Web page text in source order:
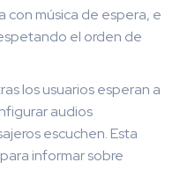
con música de espera, e
el orden de
los usuarios esperan a
audios
escuchen. Esta
informar sobre